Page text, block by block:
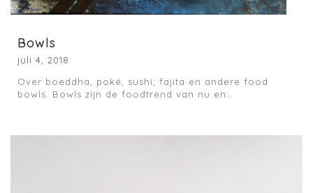
Bowls
juli 4, 2018
Over boeddha, poké, sushi, fajita en andere food
bowls. Bowls zijn de foodtrend van nu en…